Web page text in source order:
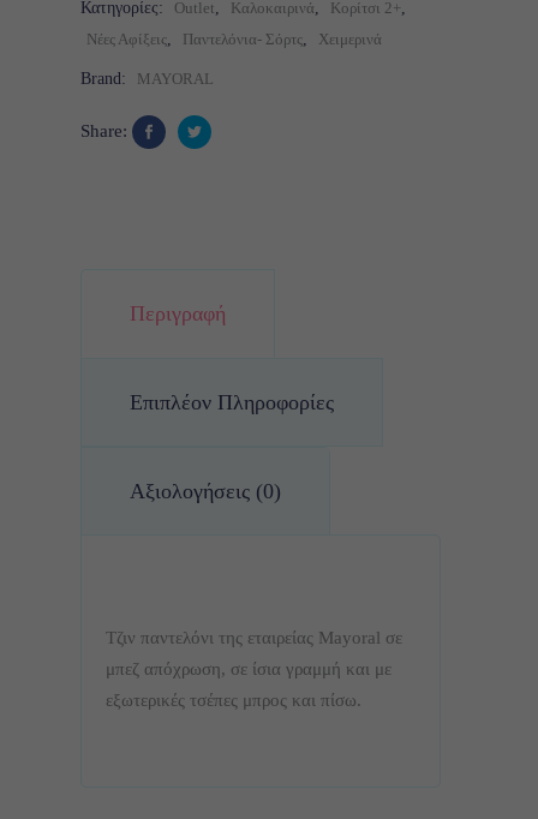
Κατηγορίες: Outlet Καλοκαιρινά Κορίτσι 2+
Νέες Αφίξεις, Παντελόνια- Σόρτς, Χειμερινά
Brand: MAYORAL
Share:
Περιγραφή
Επιπλέον Πληροφορίες
Αξιολογήσεις (0)
Τζιν παντελόνι της εταιρείας Mayoral σε
μπεζ απόχρωση, σε ίσια γραμμή και με
εξωτερικές τσέπες μπρος και πίσω.